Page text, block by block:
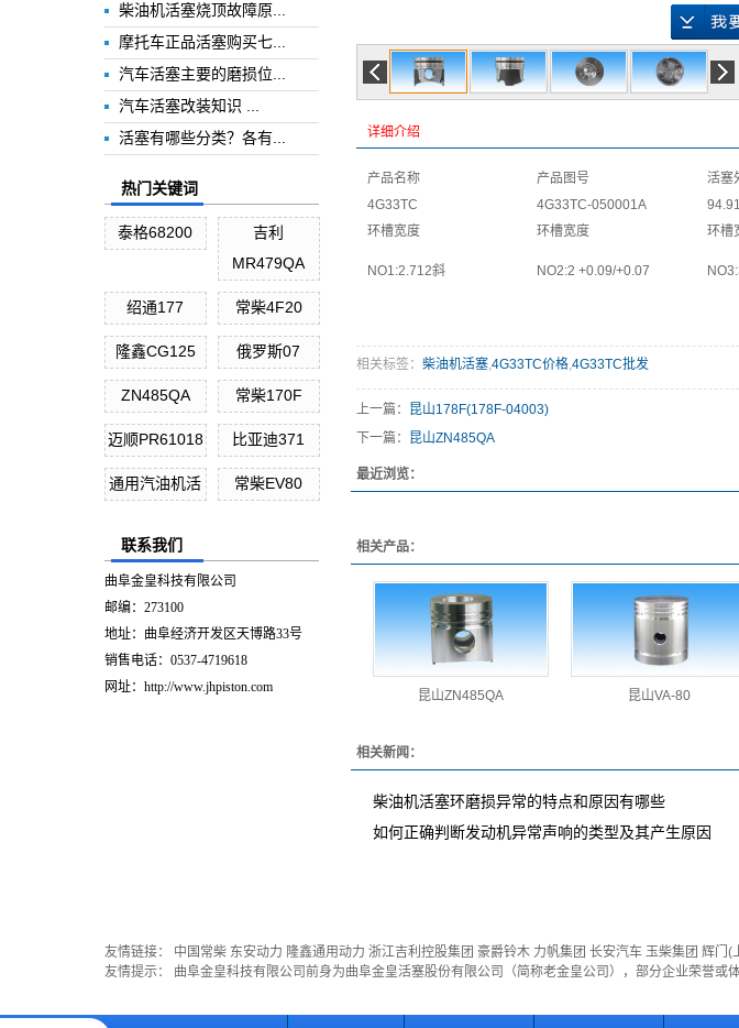
柴油机活塞烧顶故障原...
摩托车正品活塞购买七...
汽车活塞主要的磨损位...
汽车活塞改装知识 ...
活塞有哪些分类？各有...
热门关键词
泰格68200
吉利
MR479QA
绍通177 常柴4F20
隆鑫CG125 俄罗斯07
ZN485QA 常柴170F
迈顺PR61018 比亚迪371
通用汽油机活 常柴EV80
联系我们
曲阜金皇科技有限公司
邮编：273100
地址：曲阜经济开发区天博路33号
销售电话：0537-4719618
网址：http://www.jhpiston.com
详细介绍
产品名称 产品图号 活塞
4G33TC
4G33TC-050001A 94.91
环槽宽度
环槽宽度 环槽
NO1:2.712斜 NO2:2 +0.09/+0.07
相关标签： 柴油机活塞,4G33TC价格,4G33TC批发
上一篇： 昆山178F(178F-04003)
下一篇： 昆山ZN485QA
最近浏览：
相关产品：
昆山ZN485QA 昆山VA-80
相关新闻：
柴油机活塞环磨损异常的特点和原因有哪些
如何正确判断发动机异常声响的类型及其产生原因
友情链接： 中国常柴 东安动力 隆鑫通用动力 浙江吉利控股集团 豪爵铃木 力帆集团 长安汽车 玉柴集团 辉门(
友情提示： 曲阜金皇科技有限公司前身为曲阜金皇活塞股份有限公司（简称老金皇公司），部分企业荣誉或